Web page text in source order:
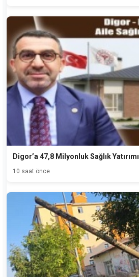
Digor’a 47,8 Milyonluk Sağlık Yatırımı
10 saat önce